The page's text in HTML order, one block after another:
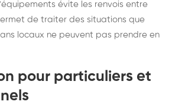
évite les renvois entre
de traiter des situations que
locaux ne peuvent pas prendre en
pour particuliers et